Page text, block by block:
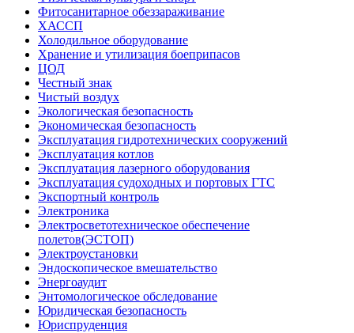
Фитосанитарное обеззараживание
ХАССП
Холодильное оборудование
Хранение и утилизация боеприпасов
ЦОД
Честный знак
Чистый воздух
Экологическая безопасность
Экономическая безопасность
Эксплуатация гидротехнических сооружений
Эксплуатация котлов
Эксплуатация лазерного оборудования
Эксплуатация судоходных и портовых ГТС
Экспортный контроль
Электроника
Электросветотехническое обеспечение
полетов(ЭСТОП)
Электроустановки
Эндоскопическое вмешательство
Энергоаудит
Энтомологическое обследование
Юридическая безопасность
Юриспруденция